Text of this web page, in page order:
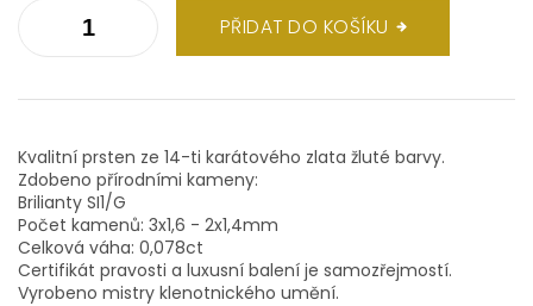
PŘIDAT DO KOŠÍKU
Kvalitní prsten ze 14-ti karátového zlata žluté barvy.
Zdobeno přírodními kameny:
Brilianty SI1/G
Počet kamenů: 3x1,6 - 2x1,4mm
Celková váha: 0,078ct
Certifikát pravosti a luxusní balení je samozřejmostí.
Vyrobeno mistry klenotnického umění.